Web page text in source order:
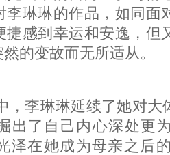
李琳琳的作品，如同面
捷感到幸运和安逸，但
的变故而无所适从。
，李琳琳延续了她对大
出了自己内心深处
泽在她成为母亲之后